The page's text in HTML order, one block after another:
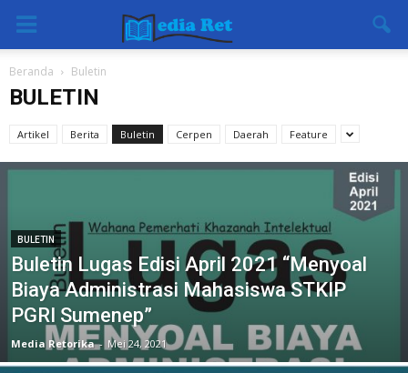
Beranda Buletin
BULETIN
Artikel Berita Buletin Cerpen Daerah Feature
BULETIN
Buletin Lugas Edisi April 2021 “Menyoal
Biaya Administrasi Mahasiswa STKIP
PGRI Sumenep”
Media Retorika - Mei 24, 2021